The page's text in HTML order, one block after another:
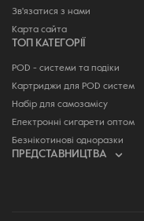
Зв'язатися з нами
Карта сайта
ТОП КАТЕГОРІЇ
POD - системи та подіки
Картриджи для POD систем
Набір для самозамісу
Електронні сигарети оптом
Безнікотинові одноразки
ПРЕДСТАВНИЦТВА